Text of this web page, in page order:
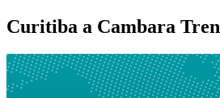
Curitiba a Cambara Tren